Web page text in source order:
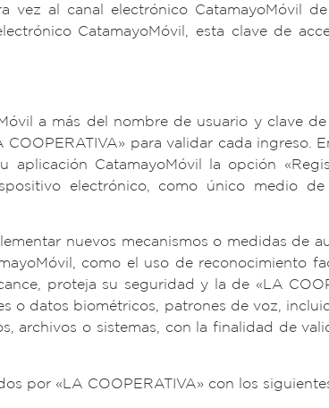
vez al canal electrónico CatamayoMóvil
CatamayoMóvil, esta clave de
a más del nombre de usuario y clave
para validar cada ingreso.
aplicación CatamayoMóvil la opción
electrónico, como único medio
nuevos mecanismos o medidas de
como el uso de reconocimiento
proteja su seguridad y la de «LA
o datos biométricos, patrones de voz,
archivos o sistemas, con la finalidad de
por «LA COOPERATIVA» con los